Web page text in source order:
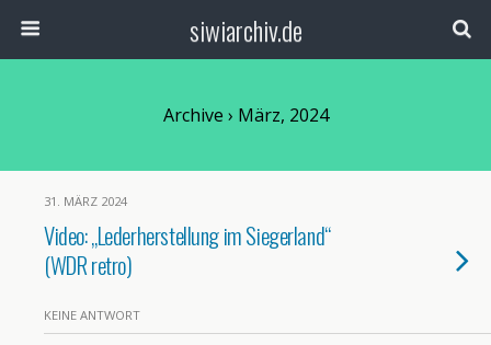
siwiarchiv.de
Archive › März, 2024
31. MÄRZ 2024
Video: „Lederherstellung im Siegerland“
(WDR retro)
KEINE ANTWORT